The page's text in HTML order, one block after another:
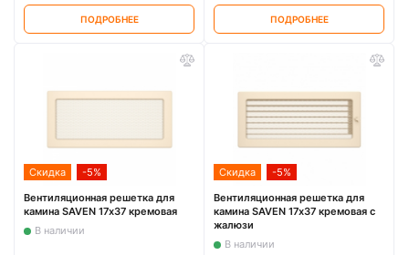
ПОДРОБНЕЕ ПОДРОБНЕЕ
Скидка -5%
Вентиляционная решетка для
камина SAVEN 17х37 кремовая
В наличии
Скидка -5%
Вентиляционная решетка для
камина SAVEN 17х37 кремовая с
жалюзи
В наличии